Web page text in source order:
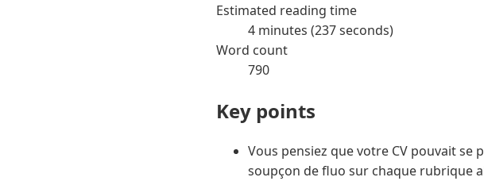
Estimated reading time
4 minutes (237 seconds)
Word count
790
Key points
Vous pensiez que votre CV pouvait se
soupçon de fluo sur chaque rubrique